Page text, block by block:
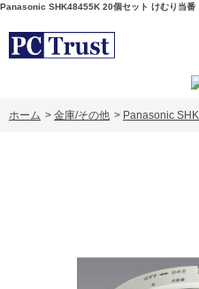
Panasonic SHK48455K 20個セット けむり当番
ホーム > 金庫/その他 > Panasonic